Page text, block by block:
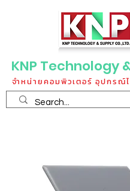
KNP Technology
จำหน่ายคอมพิวเตอร์ อุปกรณ์